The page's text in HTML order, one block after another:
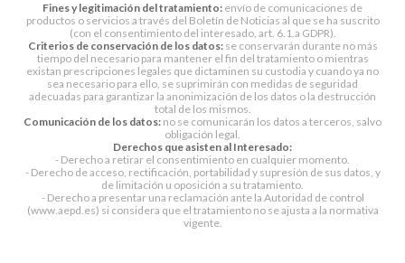
Fines y legitimación del tratamiento: envío de comunicaciones de
productos o servicios a través del Boletín de Noticias al que se ha suscrito
(con el consentimiento del interesado, art. 6.1.a GDPR).
Criterios de conservación de los datos:se conservarán durante no más
tiempo del necesario para mantener el fin del tratamiento o mientras
existan prescripciones legales que dictaminen su custodia y cuando ya no
sea necesario para ello, se suprimirán con medidas de seguridad
adecuadas para garantizar la anonimización de los datos o la destrucción
total de los mismos.
Comunicación de los datos: no se comunicarán los datos a terceros, salvo
obligación legal.
Derechos que asisten al Interesado:
- Derecho a retirar el consentimiento en cualquier momento.
- Derecho de acceso, rectificación, portabilidad y supresión de sus datos, y
de limitación u oposición a su tratamiento.
- Derecho a presentar una reclamación ante la Autoridad de control
(www.aepd.es) si considera que el tratamiento no se ajusta a la normativa
vigente.